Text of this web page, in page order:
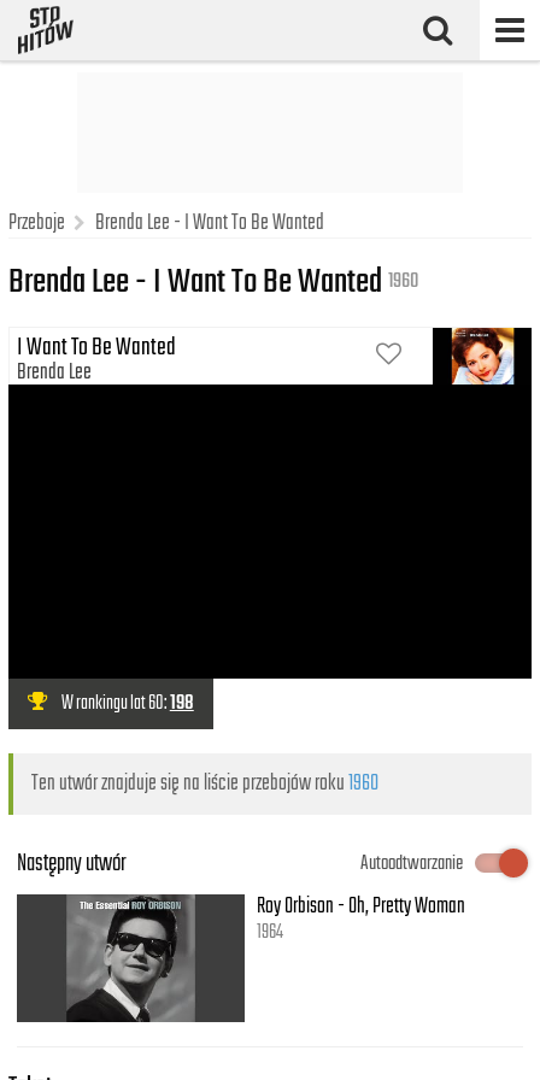
Przeboje Brenda Lee - I Want To Be Wanted
Brenda Lee - I Want To Be Wanted 1960
I Want To Be Wanted
Brenda Lee
W rankingu lat 60:198
Ten utwór znajduje się na liście przebojów roku1960
Następny utwór
Autoodtwarzanie
Roy Orbison - Oh, Pretty Woman
1964